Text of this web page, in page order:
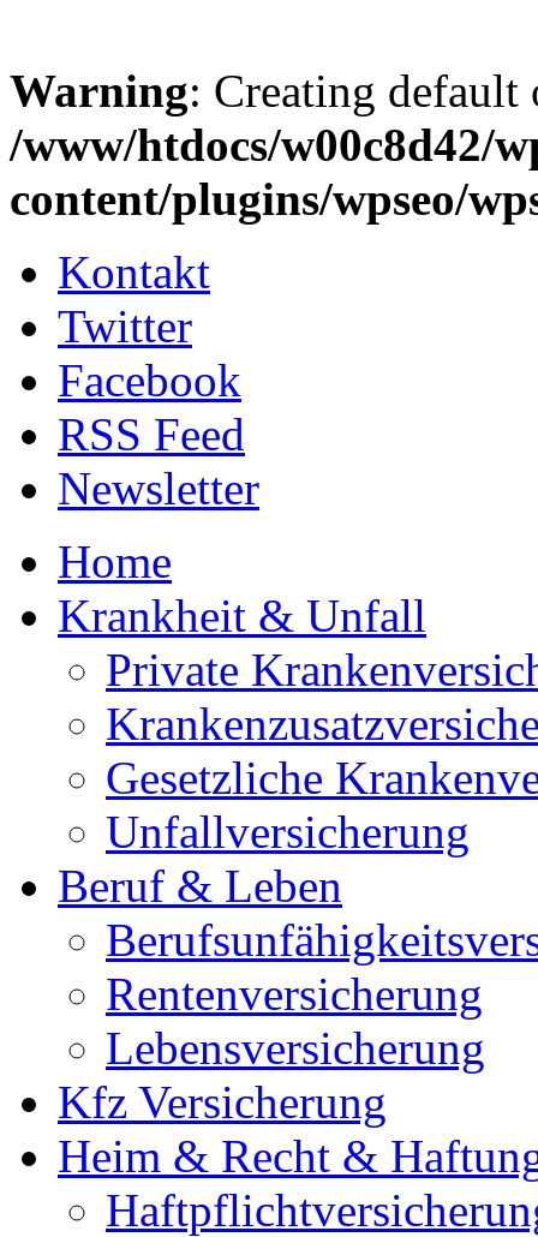
Warning: Creating
/www/htdocs/w00c8d42/
content/plugins/wpseo/
Kontakt
Twitter
Facebook
RSS Feed
Newsletter
Home
Krankheit & Unfall
Private
Gesetzliche
Unfallversicherung
Beruf & Leben
Rentenversicherung
Lebensversicherung
Kfz Versicherung
Heim & Recht &